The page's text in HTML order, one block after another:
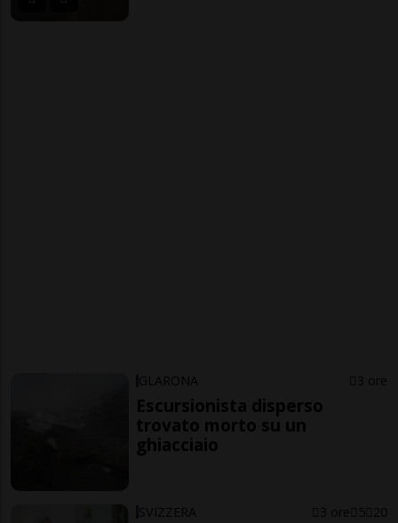
GLARONA 3 ore
Escursionista disperso
trovato morto su un
ghiacciaio
SVIZZERA 3 ore 5 20